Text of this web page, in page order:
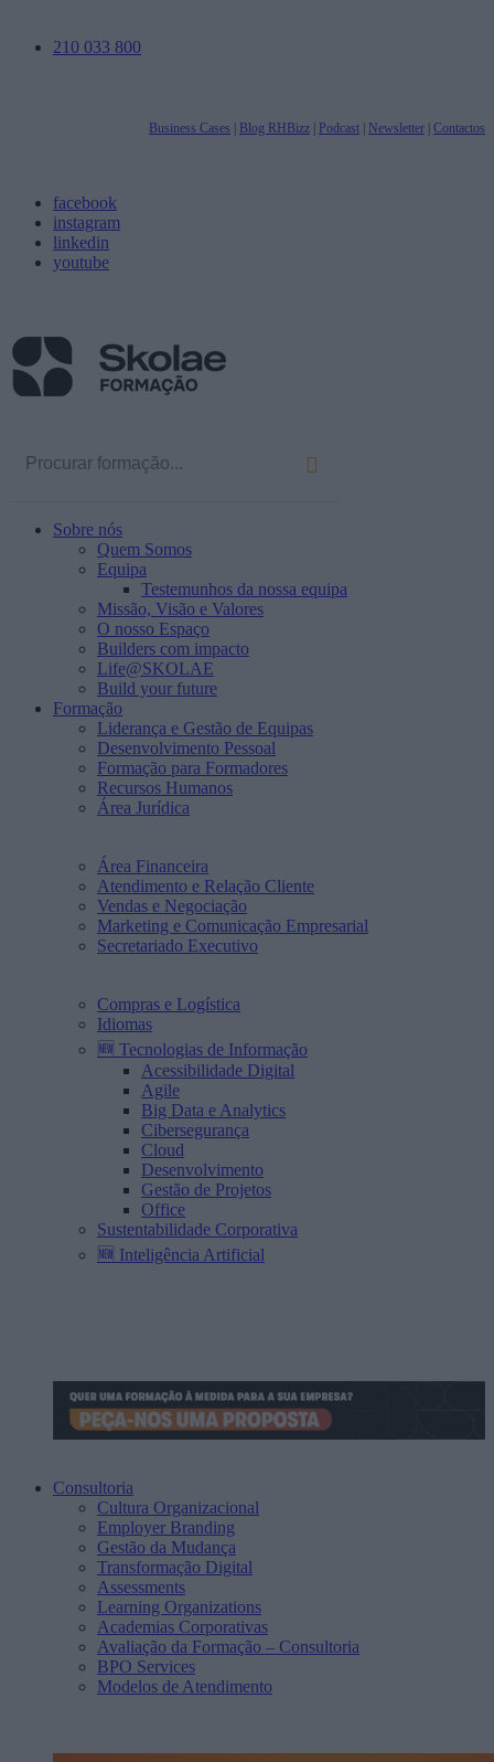
210 033 800
Business Cases Blog RHBizz Podcast Newsletter Contactos
facebook
instagram
linkedin
youtube
Sobre nós
Quem Somos
Equipa
Testemunhos da nossa equipa
Missão, Visão e Valores
O nosso Espaço
Builders com impacto
Life@SKOLAE
Build your future
Formação
Liderança e Gestão de Equipas
Desenvolvimento Pessoal
Formação para Formadores
Recursos Humanos
Área Jurídica
Área Financeira
Atendimento e Relação Cliente
Vendas e Negociação
Marketing e Comunicação Empresarial
Secretariado Executivo
Compras e Logística
Idiomas
🆕 Tecnologias de Informação
Acessibilidade Digital
Agile
Big Data e Analytics
Cibersegurança
Cloud
Desenvolvimento
Gestão de Projetos
Office
Sustentabilidade Corporativa
🆕 Inteligência Artificial
Consultoria
Cultura Organizacional
Employer Branding
Gestão da Mudança
Transformação Digital
Assessments
Learning Organizations
Academias Corporativas
Avaliação da Formação – Consultoria
BPO Services
Modelos de Atendimento